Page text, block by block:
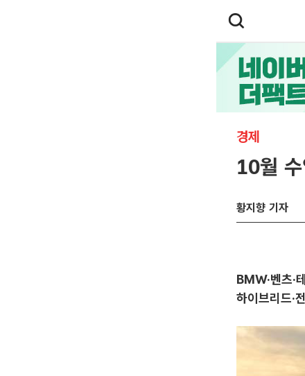
경제
10월
황지향 기자
BMW·벤츠·
하이브리드·